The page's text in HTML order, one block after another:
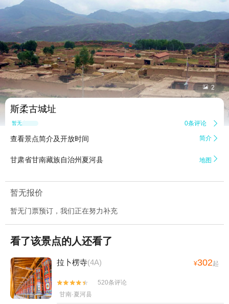
 2
斯柔古城址
暂无点评 0条评论 
查看景点简介及开放时间 简介 
甘肃省甘南藏族自治州夏河县 地图 
暂无报价
暂无门票预订，我们正在努力补充
看了该景点的人还看了
拉卜楞寺(4A) ¥302起


520条评论
甘南·夏河县